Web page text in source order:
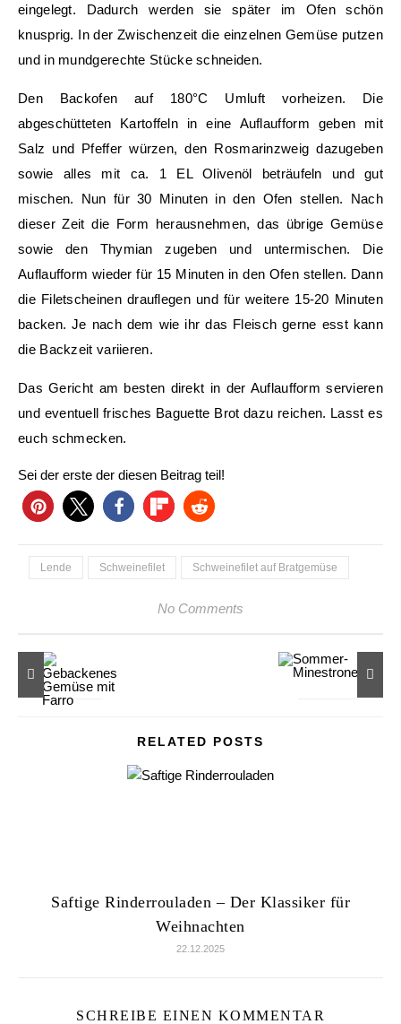
eingelegt. Dadurch werden sie später im Ofen schön
knusprig. In der Zwischenzeit die einzelnen Gemüse putzen
und in mundgerechte Stücke schneiden.
Den Backofen auf 180°C Umluft vorheizen. Die
abgeschütteten Kartoffeln in eine Auflaufform geben mit
Salz und Pfeffer würzen, den Rosmarinzweig dazugeben
sowie alles mit ca. 1 EL Olivenöl beträufeln und gut
mischen. Nun für 30 Minuten in den Ofen stellen. Nach
dieser Zeit die Form herausnehmen, das übrige Gemüse
sowie den Thymian zugeben und untermischen. Die
Auflaufform wieder für 15 Minuten in den Ofen stellen. Dann
die Filetscheinen drauflegen und für weitere 15-20 Minuten
backen. Je nach dem wie ihr das Fleisch gerne esst kann
die Backzeit variieren.
Das Gericht am besten direkt in der Auflaufform servieren
und eventuell frisches Baguette Brot dazu reichen. Lasst es
euch schmecken.
Sei der erste der diesen Beitrag teil!
Lende Schweinefilet Schweinefilet auf Bratgemüse
No Comments
RELATED POSTS
Saftige Rinderrouladen – Der Klassiker für
Weihnachten
22.12.2025
SCHREIBE EINEN KOMMENTAR